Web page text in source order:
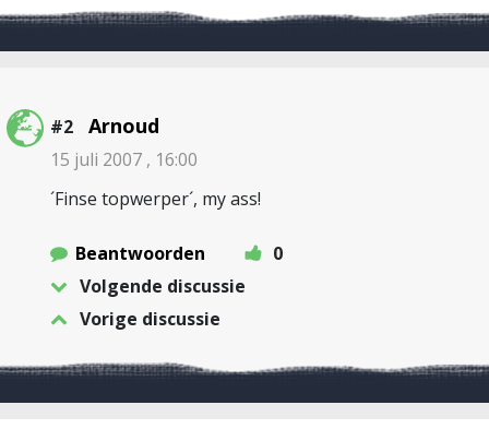
#2 Arnoud
15 juli 2007 , 16:00
´Finse topwerper´, my ass!
Beantwoorden
0
Volgende discussie
Vorige discussie